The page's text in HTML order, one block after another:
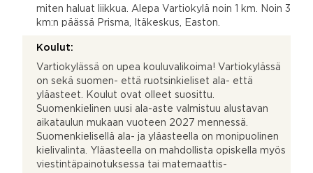
miten haluat liikkua. Alepa Vartiokylä noin 1 km. Noin 3
km:n päässä Prisma, Itäkeskus, Easton.
Koulut:
Vartiokylässä on upea kouluvalikoima! Vartiokylässä
on sekä suomen- että ruotsinkieliset ala- että
yläasteet. Koulut ovat olleet suosittu.
Suomenkielinen uusi ala-aste valmistuu alustavan
aikataulun mukaan vuoteen 2027 mennessä.
Suomenkielisellä ala- ja yläasteella on monipuolinen
kielivalinta. Yläasteella on mahdollista opiskella myös
viestintäpainotuksessa tai matemaattis-